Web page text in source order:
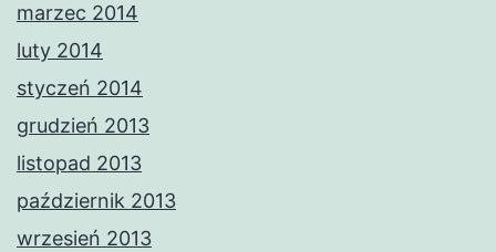
marzec 2014
luty 2014
styczeń 2014
grudzień 2013
listopad 2013
październik 2013
wrzesień 2013